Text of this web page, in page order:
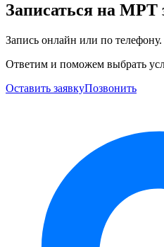
Записаться на МРТ
Запись онлайн или по телефону.
Ответим и поможем выбрать
Оставить заявкуПозвонить